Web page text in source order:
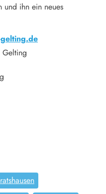
und ihn ein neues
Gelting